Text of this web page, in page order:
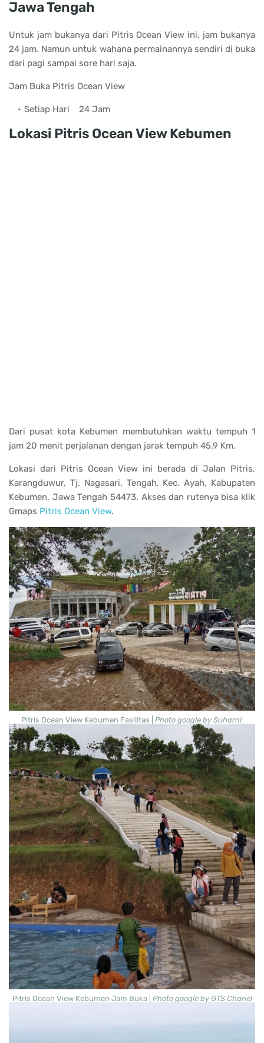
Jawa Tengah
Untuk jam bukanya dari Pitris Ocean View ini, jam bukanya
24 jam. Namun untuk wahana permainannya sendiri di buka
dari pagi sampai sore hari saja.
Jam Buka Pitris Ocean View
Setiap Hari 24 Jam
Lokasi Pitris Ocean View Kebumen
Dari pusat kota Kebumen membutuhkan waktu tempuh 1
jam 20 menit perjalanan dengan jarak tempuh 45,9 Km.
Lokasi dari Pitris Ocean View ini berada di Jalan Pitris,
Karangduwur, Tj. Nagasari, Tengah, Kec. Ayah, Kabupaten
Kebumen, Jawa Tengah 54473. Akses dan rutenya bisa klik
Gmaps Pitris Ocean View.
Pitris Ocean View Kebumen Fasilitas | Photo google by Suharni
Pitris Ocean View Kebumen Jam Buka | Photo google by GTS Chanel